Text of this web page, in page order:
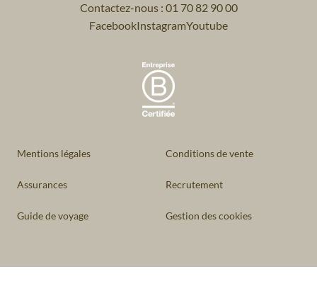
Contactez-nous : 01 70 82 90 00
FacebookInstagramYoutube
Mentions légales Conditions de vente
Assurances Recrutement
Guide de voyage Gestion des cookies